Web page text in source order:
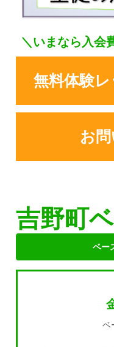
＼いまなら入会
無料体験
お
吉野町
ベー
ベ